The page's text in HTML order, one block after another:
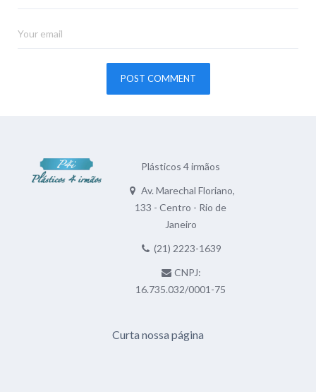
Plásticos 4 irmãos
Av. Marechal Floriano,
133 - Centro - Rio de
Janeiro
(21) 2223-1639
CNPJ:
16.735.032/0001-75
Curta nossa página